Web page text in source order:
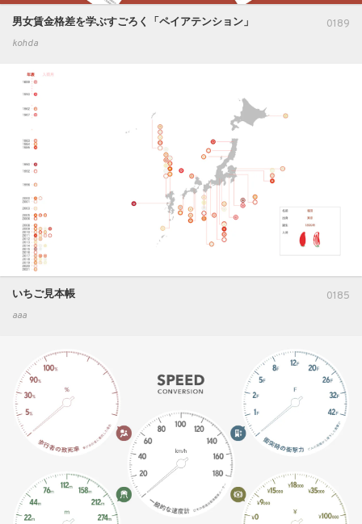
0189
男女賃金格差を学ぶすごろく「ペイアテンション」
kohda
0185
いちご見本帳
aaa